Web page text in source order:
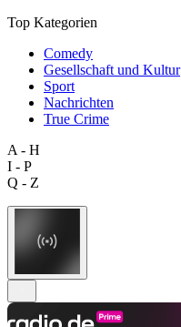
Top Kategorien
Comedy
Gesellschaft und Kultur
Sport
Nachrichten
True Crime
A - H
I - P
Q - Z